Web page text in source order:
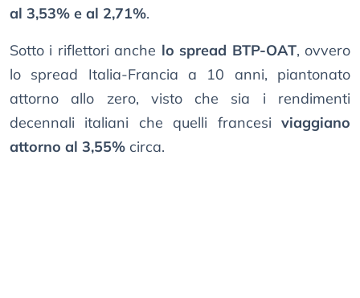
al 3,53% e al 2,71%.
Sotto i riflettori anche lo spread BTP-OAT, ovvero
lo spread Italia-Francia a 10 anni, piantonato
attorno allo zero, visto che sia i rendimenti
decennali italiani che quelli francesi viaggiano
attorno al 3,55% circa.